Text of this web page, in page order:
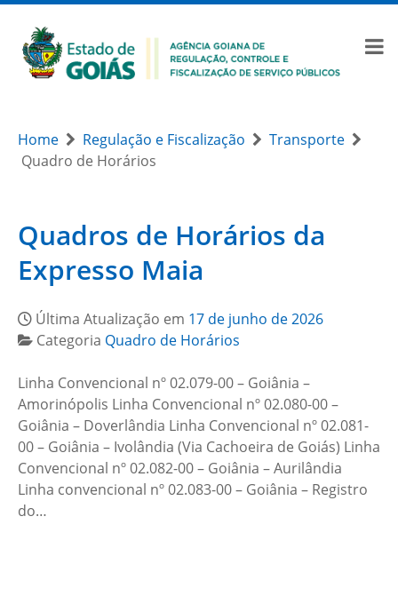
Home Regulação e Fiscalização
Transporte
Quadro de Horários
Quadros de Horários da
Expresso Maia
Última Atualização em 17 de junho de 2026
Categoria Quadro de Horários
Linha Convencional nº 02.079-00 – Goiânia –
Amorinópolis Linha Convencional nº 02.080-00 –
Goiânia – Doverlândia Linha Convencional nº 02.081-
00 – Goiânia – Ivolândia (Via Cachoeira de Goiás) Linha
Convencional nº 02.082-00 – Goiânia – Aurilândia
Linha convencional nº 02.083-00 – Goiânia – Registro
do…